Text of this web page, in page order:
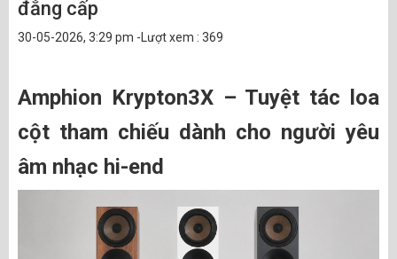
đẳng cấp
30-05-2026, 3:29 pm -Lượt xem : 369
Amphion Krypton3X – Tuyệt tác loa
cột tham chiếu dành cho người yêu
âm nhạc hi-end